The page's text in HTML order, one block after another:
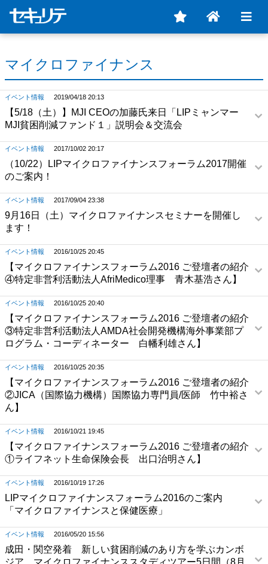
マイクロファイナンス
イベント情報 2019/04/18 20:13
【5/18（土）】MJI CEOの加藤氏来日「LIPミャンマー
MJI貧困削減ファンド１」説明会＆交流会
イベント情報 2017/10/02 20:17
（10/22）LIPマイクロファイナンスフォーラム2017開催
のご案内！
イベント情報 2017/09/04 23:38
9月16日（土）マイクロファイナンスセミナーを開催し
ます！
イベント情報 2016/10/25 20:45
【マイクロファイナンスフォーラム2016 ご登壇者の紹介
④特定非営利活動法人AfriMedico理事 青木基浩さん】
イベント情報 2016/10/25 20:40
【マイクロファイナンスフォーラム2016 ご登壇者の紹介
③特定非営利活動法人AMDA社会開発機構海外事業部プ
ログラム・コーディネーター 白幡利雄さん】
イベント情報 2016/10/25 20:35
【マイクロファイナンスフォーラム2016 ご登壇者の紹介
②JICA（国際協力機構）国際協力専門員/医師 竹中裕さ
ん】
イベント情報 2016/10/21 19:45
【マイクロファイナンスフォーラム2016 ご登壇者の紹介
①ライフネット生命保険会長 出口治明さん】
イベント情報 2016/10/19 17:26
LIPマイクロファイナンスフォーラム2016のご案内
「マイクロファイナンスと保健医療」
イベント情報 2016/05/20 15:56
成田・関空発着 新しい貧困削減のあり方を学ぶカンボ
ジア マイクロファイナンススタディツアー5日間（8月